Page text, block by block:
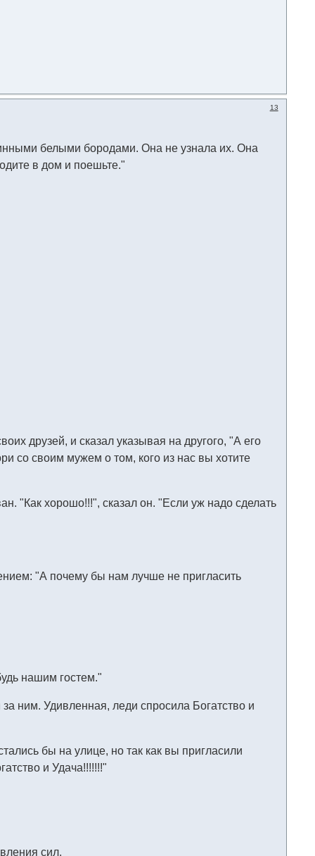
13
белыми бородами. Она не узнала их. Она
в дом и поешьте."
друзей, и сказал указывая на другого, "А его
со своим мужем о том, кого из нас вы хотите
"Как хорошо!!!", сказал он. "Если уж надо сделать
"А почему бы нам лучше не пригласить
нашим гостем."
ним. Удивленная, леди спросила Богатство и
бы на улице, но так как вы пригласили
и Удача!!!!!!!"
сил.